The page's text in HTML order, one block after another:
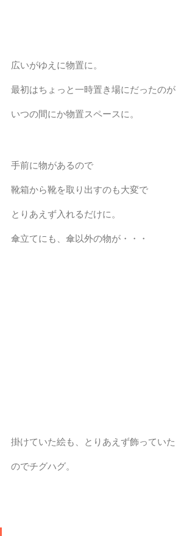
広いがゆえに物置に。
最初はちょっと一時置き場にだったのが
いつの間にか物置スペースに。
手前に物があるので
靴箱から靴を取り出すのも大変で
とりあえず入れるだけに。
傘立てにも、傘以外の物が・・・
掛けていた絵も、とりあえず飾っていた
のでチグハグ。